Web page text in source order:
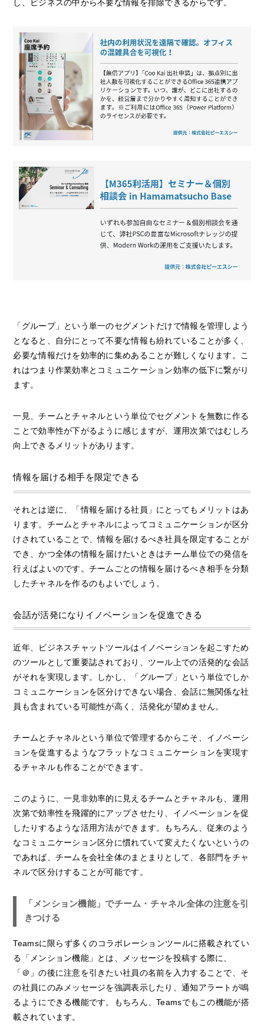
し、ビジネスの中から不要な情報を排除できるからです。
「グループ」という単一のセグメントだけで情報を管理しよう
となると、自分にとって不要な情報も紛れていることが多く、
必要な情報だけを効率的に集めあることが難しくなります。こ
れはつまり作業効率とコミュニケーション効率の低下に繋がり
ます。
一見、チームとチャネルという単位でセグメントを無数に作る
ことで効率性が下がるように感じますが、運用次第ではむしろ
向上できるメリットがあります。
情報を届ける相手を限定できる
それとは逆に、「情報を届ける社員」にとってもメリットはあ
ります。チームとチャネルによってコミュニケーションが区分
けされていることで、情報を届けるべき社員を限定することが
でき、かつ全体の情報を届けたいときはチーム単位での発信を
行えばよいのです。チームごとの情報を届けるべき相手を分類
したチャネルを作るのもよいでしょう。
会話が活発になりイノベーションを促進できる
近年、ビジネスチャットツールはイノベーションを起こすため
のツールとして重要誌されており、ツール上での活発的な会話
がそれを実現します。しかし、「グループ」という単位でしか
コミュニケーションを区分けできない場合、会話に無関係な社
員も含まれている可能性が高く、活発化が望めません。
チームとチャネルという単位で管理するからこそ、イノベーシ
ョンを促進するようなフラットなコミュニケーションを実現す
るチャネルも作ることができます。
このように、一見非効率的に見えるチームとチャネルも、運用
次第で効率性を飛躍的にアップさせたり、イノベーションを促
したりするような活用方法ができます。もちろん、従来のよう
なコミュニケーション区分に慣れていて変えたくないというの
であれば、チームを会社全体のまとまりとして、各部門をチャ
ネルで区分けすることが可能です。
「メンション機能」でチーム・チャネル全体の注意を引
きつける
Teamsに限らず多くのコラボレーションツールに搭載されてい
る「メンション機能」とは、メッセージを投稿する際に、
「＠」の後に注意を引きたい社員の名前を入力することで、そ
の社員にのみメッセージを強調表示したり、通知アラートが鳴
るようにできる機能です。もちろん、Teamsでもこの機能が搭
載されています。